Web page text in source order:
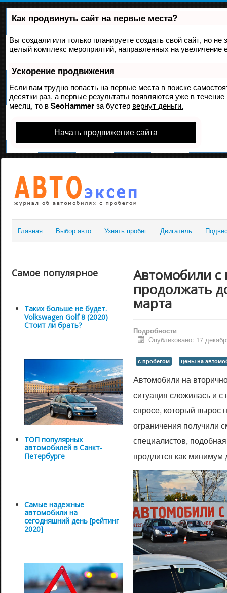
Как продвинуть сайт на первые места?
Вы создали или только планируете создать свой сайт, но
целый комплекс мероприятий, направленных на
Ускорение продвижения
Если вам трудно попасть на первые места в поиске
десятки раз, а первые результаты появляются уже в
месяц, то вSeoHammerза бустер вернут деньги.
Начать продвижение сайта
Главная Выбор авто Узнать пробег Двигатель
Самое популярное
Таких больше не будет.
Volkswagen Golf 8 (2020)
Стоит ли брать?
ТОП популярных
автомобилей в Санкт-
Петербурге
Самые надежные
автомобили на
сегодняшний день [рейтинг
2020]
Автомобили с
продолжать
марта
Подробности
Опубликовано: 17
с пробегом цены на
Автомобили на
ситуация сложилась и
спросе, который вырос
ограничения получили
специалистов,
продлится как минимум